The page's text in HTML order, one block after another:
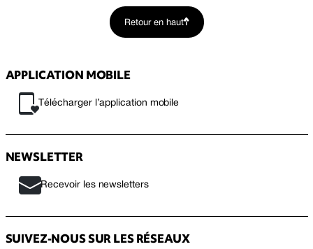
Retour en haut
APPLICATION MOBILE
Télécharger l’application mobile
NEWSLETTER
Recevoir les newsletters
SUIVEZ-NOUS SUR LES RÉSEAUX